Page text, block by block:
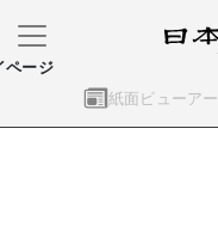
紙面ビューアー
ページ